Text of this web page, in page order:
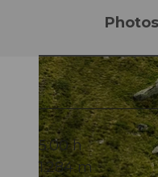
5:00 h
1.284 m